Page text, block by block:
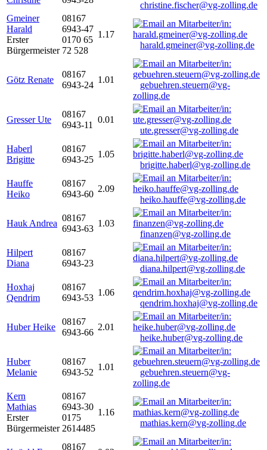
christine.fischer@vg-zolling.de
Gmeiner
Harald
Erster
Bürgermeister
08167
6943-47
0170 65
72 528
1.17
harald.gmeiner@vg-zolling.de
Götz Renate
08167
6943-24
1.01
gebuehren.steuern@vg-
zolling.de
Gresser Ute
08167
6943-11
0.01
ute.gresser@vg-zolling.de
Haberl
Brigitte
08167
6943-25
1.05
brigitte.haberl@vg-zolling.de
Hauffe
Heiko
08167
6943-60
2.09
heiko.hauffe@vg-zolling.de
Hauk Andrea
08167
6943-63
1.03
finanzen@vg-zolling.de
Hilpert
Diana
08167
6943-23
diana.hilpert@vg-zolling.de
Hoxhaj
Qendrim
08167
6943-53
1.06
qendrim.hoxhaj@vg-zolling.de
Huber Heike
08167
6943-66
2.01
heike.huber@vg-zolling.de
Huber
Melanie
08167
6943-52
1.01
gebuehren.steuern@vg-
zolling.de
Kern
Mathias
Erster
Bürgermeister
08167
6943-30
0175
2614485
1.16
mathias.kern@vg-zolling.de
08167